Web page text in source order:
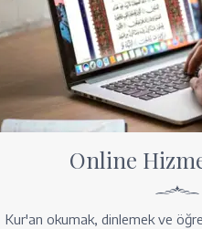
Online
Kur'an okumak, dinlemek ve